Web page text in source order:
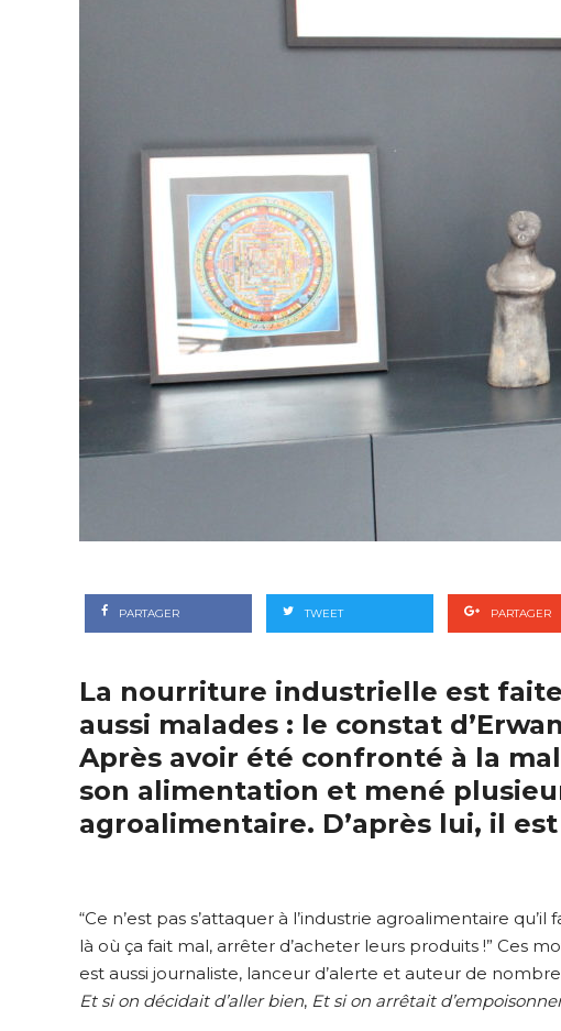
PARTAGER TWEET PARTAGER
La nourriture industrielle est
aussi malades : le constat
Après avoir été confronté à la
son alimentation et mené
agroalimentaire. D’après lui, il
“Ce n’est pas s’attaquer à l’industrie agroalimentaire
là où ça fait mal, arrêter d’acheter leurs produits !” Ces
est aussi journaliste, lanceur d’alerte et auteur de
Et si on décidait d’aller bien, Et si on arrêtait